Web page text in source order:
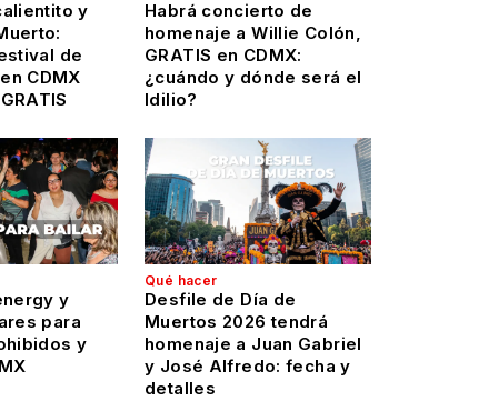
y
de
CDMX
Habrá concierto de
homenaje a Willie Colón,
GRATIS en CDMX:
¿cuándo y dónde será el
Idilio?
y
para
y
Qué hacer
Desfile de Día de
Muertos 2026 tendrá
homenaje a Juan Gabriel
y José Alfredo: fecha y
detalles